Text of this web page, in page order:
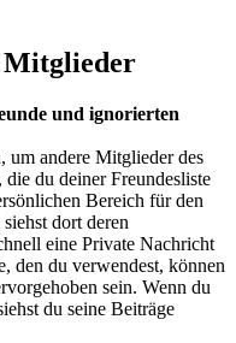
Mitglieder
und ignorierten
um andere Mitglieder des
du deiner Freundesliste
Bereich für den
dort deren
eine Private Nachricht
den du verwendest, können
sein. Wenn du
du seine Beiträge